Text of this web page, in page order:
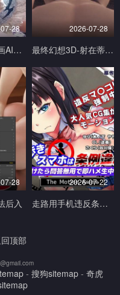
28
最终幻想3D动画AI生成完美画质
2026-07-28
最终幻想3D-射在蒂法的奶子小穴和嘴上V
28
后入
2026-07-22
走路用手机违反条例发现到就问答无用马上无套抽插中出TheMotionAnimed_177879
顶部
- 搜狗sitemap - 奇虎